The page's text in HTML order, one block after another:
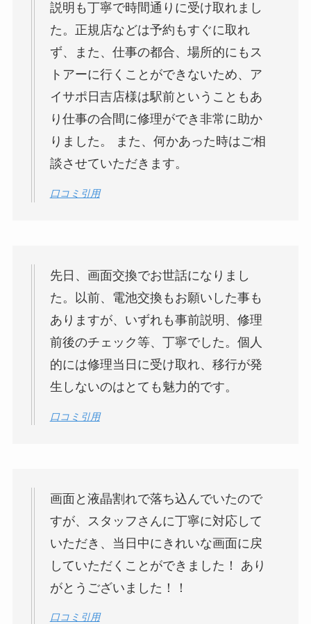
説明も丁寧で時間通りに受け取れまし
た。正規店などは予約もすぐに取れ
ず、また、仕事の都合、場所的にもス
トアーに行くことができないため、ア
イサポ日吉店様は駅前ということもあ
り仕事の合間に修理ができ非常に助か
りました。 また、何かあった時はご相
談させていただきます。
口コミ引用
先日、画面交換でお世話になりまし
た。以前、電池交換もお願いした事も
ありますが、いずれも事前説明、修理
前後のチェック等、丁寧でした。個人
的には修理当日に受け取れ、移行が発
生しないのはとても魅力的です。
口コミ引用
画面と液晶割れで落ち込んでいたので
すが、スタッフさんに丁寧に対応して
いただき、当日中にきれいな画面に戻
していただくことができました！ あり
がとうございました！！
口コミ引用